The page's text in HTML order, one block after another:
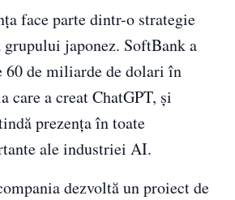
face parte dintr-o strategie
japonez. SoftBank a
60 de miliarde de dolari în
care a creat ChatGPT, și
prezența în toate
ale industriei AI.
dezvoltă un proiect de